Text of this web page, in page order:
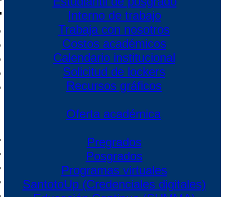
Interno de trabajo
Trabaja con nosotros
Costos académicos
Calendario institucional
Solicitud de lockers
Recursos gráficos
Oferta académica
Pregrados
Posgrados
Programas virtuales
SantotoUp (Credenciales digitales)